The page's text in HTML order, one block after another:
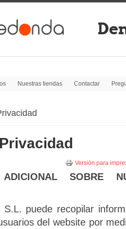
Nuestras tiendas Contactar
Versión para
ADICIONAL SOBRE
S.L. puede recopilar
del website por